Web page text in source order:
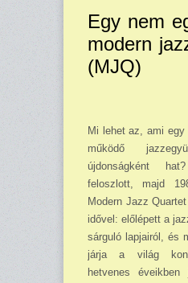
Egy nem
modern
(MJQ)
Mi lehet az, ami
működő
újdonságként
feloszlott, majd
Modern Jazz
idővel: előlépett a
sárguló lapjairól, és
járja a világ
hetvenes éveikben